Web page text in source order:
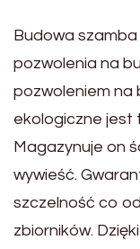
Budowa
pozwolenia na
pozwoleniem na
ekologiczne jest
Magazynuje on
wywieść.
szczelność co
zbiorników.